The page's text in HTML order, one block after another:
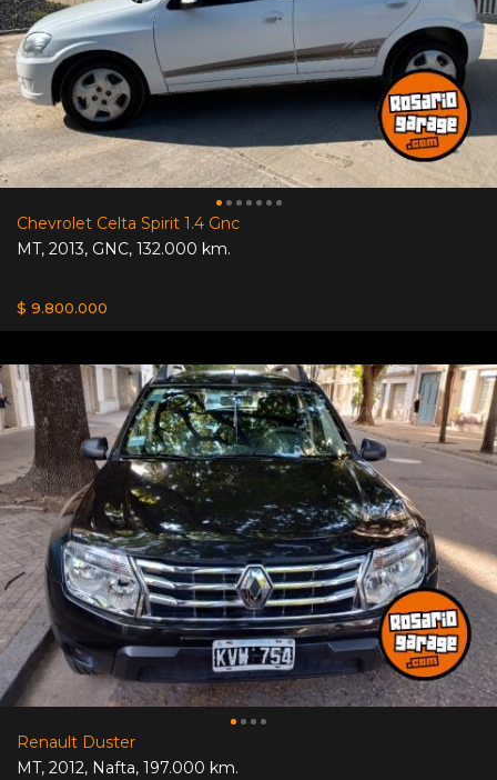
Chevrolet Celta Spirit 1.4 Gnc
MT, 2013, GNC, 132.000 km.
$ 9.800.000
Renault Duster
MT, 2012, Nafta, 197.000 km.